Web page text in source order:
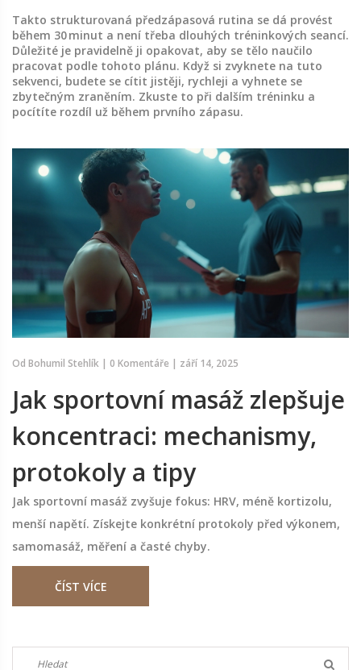
Takto strukturovaná předzápasová rutina se dá provést
během 30 minut a není třeba dlouhých tréninkových seancí.
Důležité je pravidelně ji opakovat, aby se tělo naučilo
pracovat podle tohoto plánu. Když si zvyknete na tuto
sekvenci, budete se cítit jistěji, rychleji a vyhnete se
zbytečným zraněním. Zkuste to při dalším tréninku a
pocítíte rozdíl už během prvního zápasu.
Od Bohumil Stehlík | 0 Komentáře | září 14, 2025
Jak sportovní masáž zlepšuje
koncentraci: mechanismy,
protokoly a tipy
Jak sportovní masáž zvyšuje fokus: HRV, méně kortizolu,
menší napětí. Získejte konkrétní protokoly před výkonem,
samomasáž, měření a časté chyby.
ČÍST VÍCE